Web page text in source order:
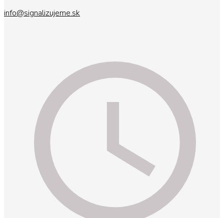
info@signalizujeme.sk